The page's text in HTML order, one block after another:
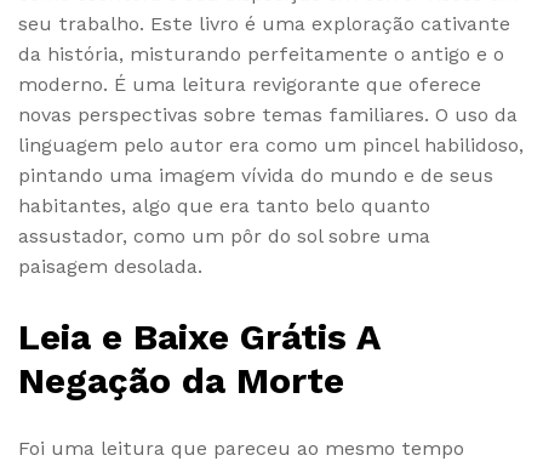
seu trabalho. Este livro é uma exploração cativante
da história, misturando perfeitamente o antigo e o
moderno. É uma leitura revigorante que oferece
novas perspectivas sobre temas familiares. O uso da
linguagem pelo autor era como um pincel habilidoso,
pintando uma imagem vívida do mundo e de seus
habitantes, algo que era tanto belo quanto
assustador, como um pôr do sol sobre uma
paisagem desolada.
Leia e Baixe Grátis A
Negação da Morte
Foi uma leitura que pareceu ao mesmo tempo